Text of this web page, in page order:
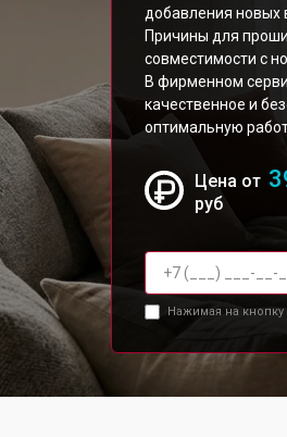
добавления новых
Причины для
совместимости с
В фирменном
качественное и
оптимальную
Цена от
руб
Нажимая на